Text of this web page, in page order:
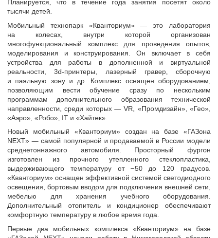
График работы: ПН-ПТ с 8.30 до 18.00 (+6 по МСК)
Планируется, что в течение года занятия посетят около
тысячи детей.
Мобильный технопарк «Кванториум» — это лаборатория
на колесах, внутри которой организован
многофункциональный комплекс для проведения опытов,
моделирования и конструирования. Он включает в себя
устройства для работы в дополненной и виртуальной
реальности, 3d-принтеры, лазерный гравер, сборочную
и паяльную зону и др. Комплекс оснащен оборудованием,
позволяющим вести обучение сразу по нескольким
программам дополнительного образования технической
направленности, среди которых — VR, «Промдизайн», «Гео»,
«Аэро», «Робо», IT и «Хайтек».
Новый мобильный «Кванториум» создан на базе «ГАЗона
NEXT» — самой популярной и продаваемой в России модели
среднетоннажного автомобиля. Просторный фургон
изготовлен из прочного утепленного стеклопластика,
выдерживающего температуру от −50 до 120 градусов.
«Кванториум» оснащен эффективной системой светодиодного
освещения, бортовым вводом для подключения внешней сети,
мебелью для хранения учебного оборудования.
Дополнительный отопитель и кондиционер обеспечивают
комфортную температуру в любое время года.
Первые два мобильных комплекса «Кванториум» на базе